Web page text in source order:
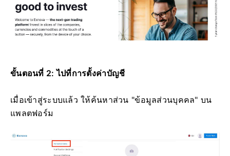
ขั้นตอนที่ 2: ไปที่การตั้งค่าบัญชี
เมื่อเข้าสู่ระบบแล้ว ให้ค้นหาส่วน "ข้อมูลส่วนบุคคล" บน
แพลตฟอร์ม